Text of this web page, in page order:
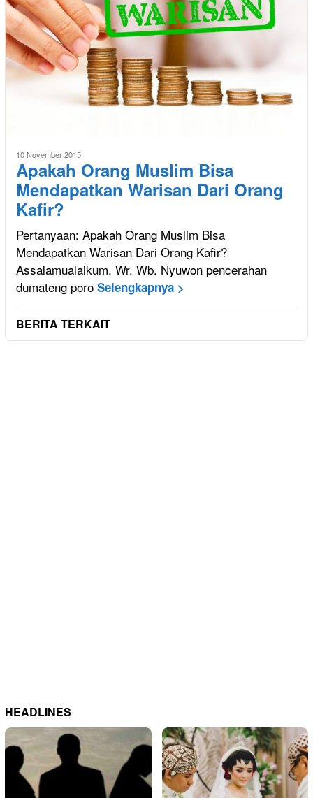
10 November 2015
Apakah Orang Muslim Bisa
Mendapatkan Warisan Dari Orang
Kafir?
Pertanyaan: Apakah Orang Muslim Bisa
Mendapatkan Warisan Dari Orang Kafir?
Assalamualaikum. Wr. Wb. Nyuwon pencerahan
dumateng poro Selengkapnya >
BERITA TERKAIT
HEADLINES